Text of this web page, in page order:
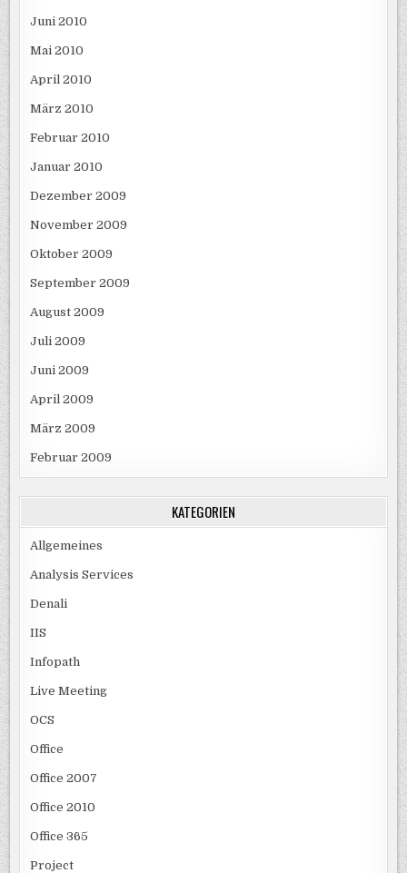
Juni 2010
Mai 2010
April 2010
März 2010
Februar 2010
Januar 2010
Dezember 2009
November 2009
Oktober 2009
September 2009
August 2009
Juli 2009
Juni 2009
April 2009
März 2009
Februar 2009
KATEGORIEN
Allgemeines
Analysis Services
Denali
IIS
Infopath
Live Meeting
OCS
Office
Office 2007
Office 2010
Office 365
Project